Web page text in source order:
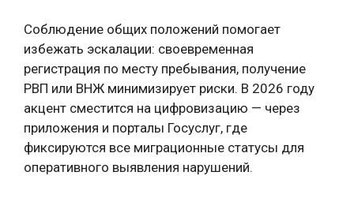
Соблюдение общих положений помогает
избежать эскалации: своевременная
регистрация по месту пребывания, получение
РВП или ВНЖ минимизирует риски. В 2026 году
акцент сместится на цифровизацию — через
приложения и порталы Госуслуг, где
фиксируются все миграционные статусы для
оперативного выявления нарушений.